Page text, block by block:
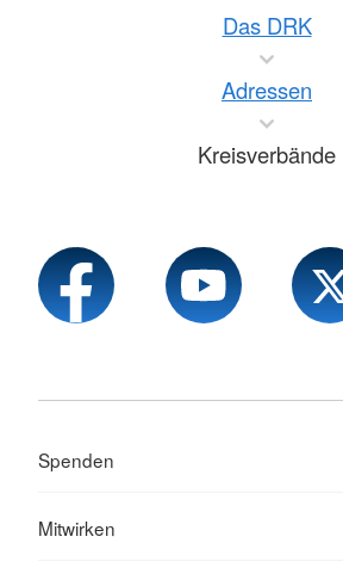
Das DRK
Adressen
Kreisverbände
Spenden
Mitwirken